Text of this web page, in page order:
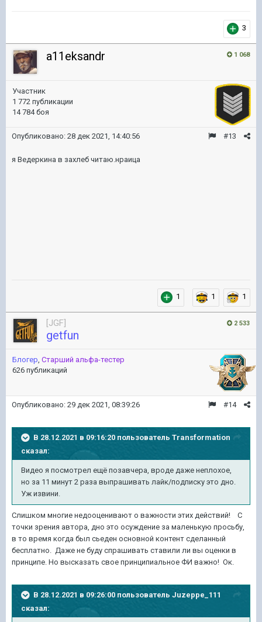
3
1 068
a11eksandr
Участник
1 772 публикации
14 784 боя
#13
Опубликовано: 28 дек 2021, 14:40:56
я Ведеркина в захлеб читаю.нраица
1 1 1
2 533
[JGF]
getfun
Блогер Старший альфа-тестер
626 публикаций
#14
Опубликовано: 29 дек 2021, 08:39:26
В 28.12.2021 в 09:16:20 пользователь Transformation
сказал:
Видео я посмотрел ещё позавчера, вроде даже неплохое,
но за 11 минут 2 раза выпрашивать лайк/подписку это дно.
Уж извини.
Слишком многие недооценивают о важности этих действий! С
точки зрения автора, дно это осуждение за маленькую просьбу,
в то время когда был сьеден основной контент сделанный
бесплатно. Даже не буду спрашивать ставили ли вы оценки в
принципе. Но высказать свое принципиальное ФИ важно! Ок.
В 28.12.2021 в 09:26:00 пользователь Juzeppe_111
сказал: